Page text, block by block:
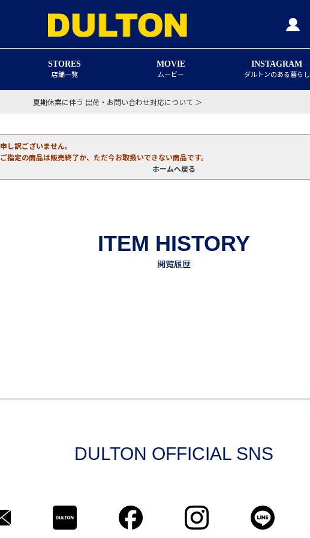
STORES
店舗一覧
MOVIE
ムービー
INSTAGRAM
ダルトンのある暮らし
夏期休業に伴う 出荷・お問い合わせ対応について ＞
申し訳ございません。
ご指定の商品は販売終了か、ただ今お取扱いできない商品です。
ホームへ戻る
DULTON OFFICIAL SNS